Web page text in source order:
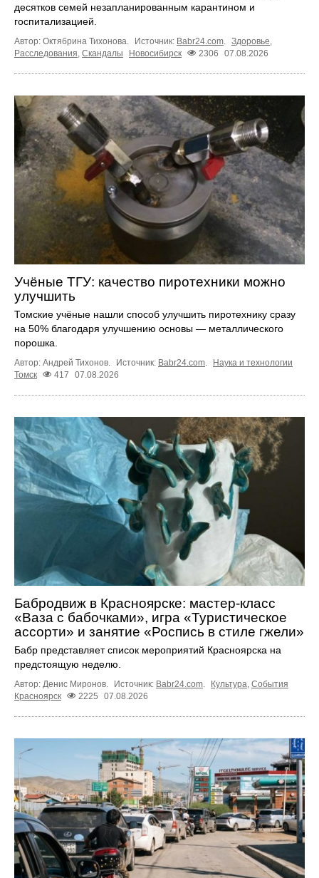
десятков семей незапланированным карантином и
госпитализацией.
Автор: Октябрина Тихонова. Источник: Babr24.com. Здоровье,
Расследования, Скандалы Новосибирск 2306 07.08.2026
Учёные ТГУ: качество пиротехники можно
улучшить
Томские учёные нашли способ улучшить пиротехнику сразу
на 50% благодаря улучшению основы — металлического
порошка.
Автор: Андрей Тихонов. Источник: Babr24.com.
Наука и технологии
Томск
417 07.08.2026
Бабродвиж в Красноярске: мастер-класс
«Ваза с бабочками», игра «Туристическое
ассорти» и занятие «Роспись в стиле гжели»
Бабр представляет список мероприятий Красноярска на
предстоящую неделю.
Автор: Денис Миронов. Источник: Babr24.com. Культура, События
Красноярск
2225 07.08.2026